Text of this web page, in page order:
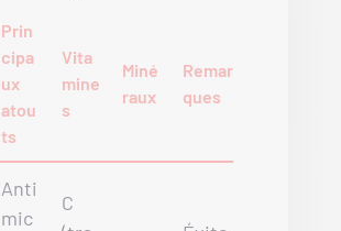
Prin
cipa
ux
atou
ts
Vita
mine
s
Miné
raux
Remar
ques
Anti
mic
C